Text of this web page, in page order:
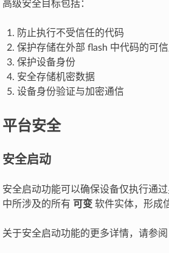
高级安全目标包括：
防止执行不受信任的代码
保护存储在外部 flash 中代码的可
保护设备身份
安全存储机密数据
设备身份验证与加密通信
平台安全
安全启动
安全启动功能可以确保设备仅执行通
中所涉及的所有 可变软件实体，形成
关于安全启动功能的更多详情，请参阅